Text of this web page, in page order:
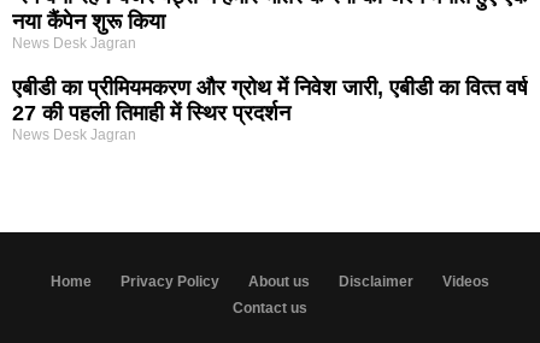
नया कैंपेन शुरू किया
News Desk Jagran
एबीडी का प्रीमियमकरण और ग्रोथ में निवेश जारी, एबीडी का वित्‍त वर्ष
27 की पहली तिमाही में स्थिर प्रदर्शन
News Desk Jagran
Home Privacy Policy About us Disclaimer
Videos
Contact us